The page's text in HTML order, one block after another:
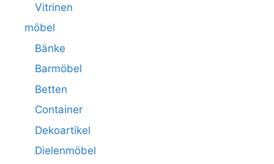
Vitrinen
möbel
Bänke
Barmöbel
Betten
Container
Dekoartikel
Dielenmöbel